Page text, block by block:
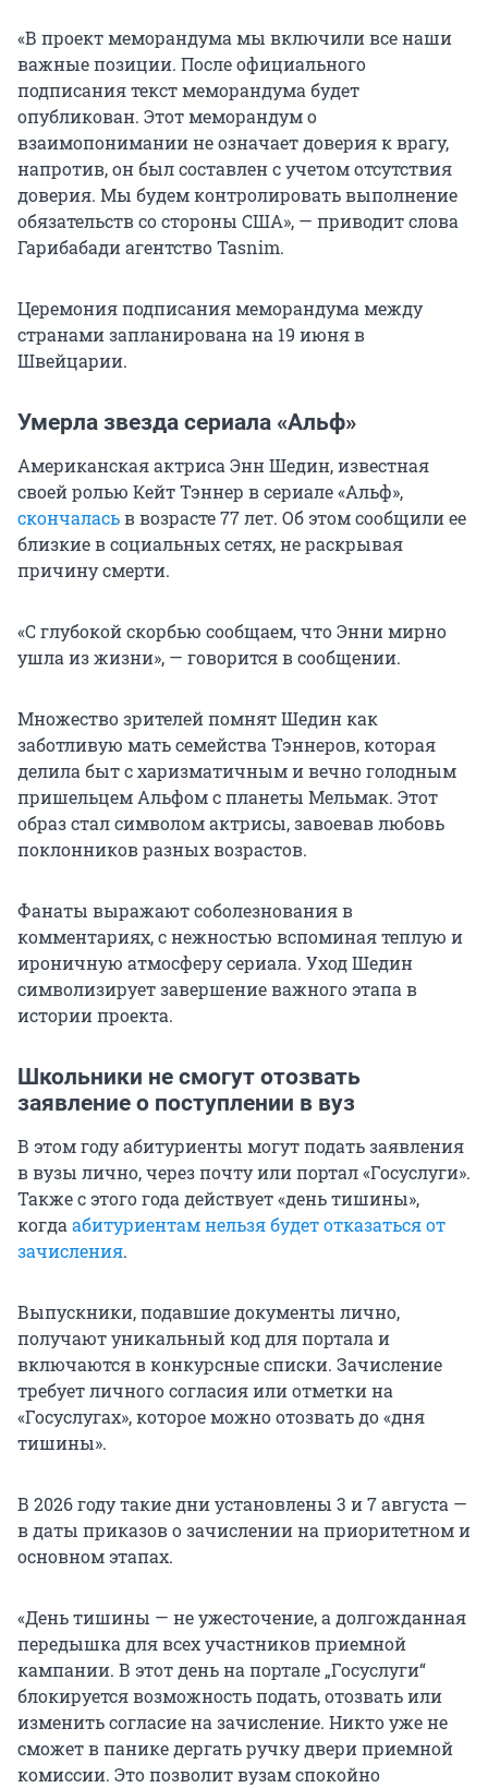
«В проект меморандума мы включили все наши
важные позиции. После официального
подписания текст меморандума будет
опубликован. Этот меморандум о
взаимопонимании не означает доверия к врагу,
напротив, он был составлен с учетом отсутствия
доверия. Мы будем контролировать выполнение
обязательств со стороны США», — приводит слова
Гарибабади агентство Tasnim.
Церемония подписания меморандума между
странами запланирована на 19 июня в
Швейцарии.
Умерла звезда сериала «Альф»
Американская актриса Энн Шедин, известная
своей ролью Кейт Тэннер в сериале «Альф»,
скончаласьв возрасте 77 лет. Об этом сообщили ее
близкие в социальных сетях, не раскрывая
причину смерти.
«С глубокой скорбью сообщаем, что Энни мирно
ушла из жизни», — говорится в сообщении.
Множество зрителей помнят Шедин как
заботливую мать семейства Тэннеров, которая
делила быт с харизматичным и вечно голодным
пришельцем Альфом с планеты Мельмак. Этот
образ стал символом актрисы, завоевав любовь
поклонников разных возрастов.
Фанаты выражают соболезнования в
комментариях, с нежностью вспоминая теплую и
ироничную атмосферу сериала. Уход Шедин
символизирует завершение важного этапа в
истории проекта.
Школьники не смогут отозвать
заявление о поступлении в вуз
В этом году абитуриенты могут подать заявления
в вузы лично, через почту или портал «Госуслуги».
Также с этого года действует «день тишины»,
когдаабитуриентам нельзя будет отказаться от
зачисления.
Выпускники, подавшие документы лично,
получают уникальный код для портала и
включаются в конкурсные списки. Зачисление
требует личного согласия или отметки на
«Госуслугах», которое можно отозвать до «дня
тишины».
В 2026 году такие дни установлены 3 и 7 августа —
в даты приказов о зачислении на приоритетном и
основном этапах.
«День тишины — не ужесточение, а долгожданная
передышка для всех участников приемной
кампании. В этот день на портале „Госуслуги“
блокируется возможность подать, отозвать или
изменить согласие на зачисление. Никто уже не
сможет в панике дергать ручку двери приемной
комиссии. Это позволит вузам спокойно